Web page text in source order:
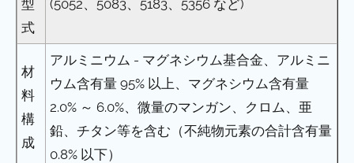
型
式
(5052、5083、5183、5356 など)
材
料
構
成
アルミニウム - マグネシウム基合金、アルミニ
ウム含有量 95% 以上、マグネシウム含有量
2.0% ～ 6.0%、微量のマンガン、クロム、亜
鉛、チタン等を含む（不純物元素の合計含有量
0.8% 以下）